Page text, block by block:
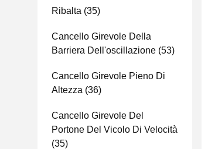
Ribalta (35)
Cancello Girevole Della
Barriera Dell'oscillazione (53)
Cancello Girevole Pieno Di
Altezza (36)
Cancello Girevole Del
Portone Del Vicolo Di Velocità
(35)